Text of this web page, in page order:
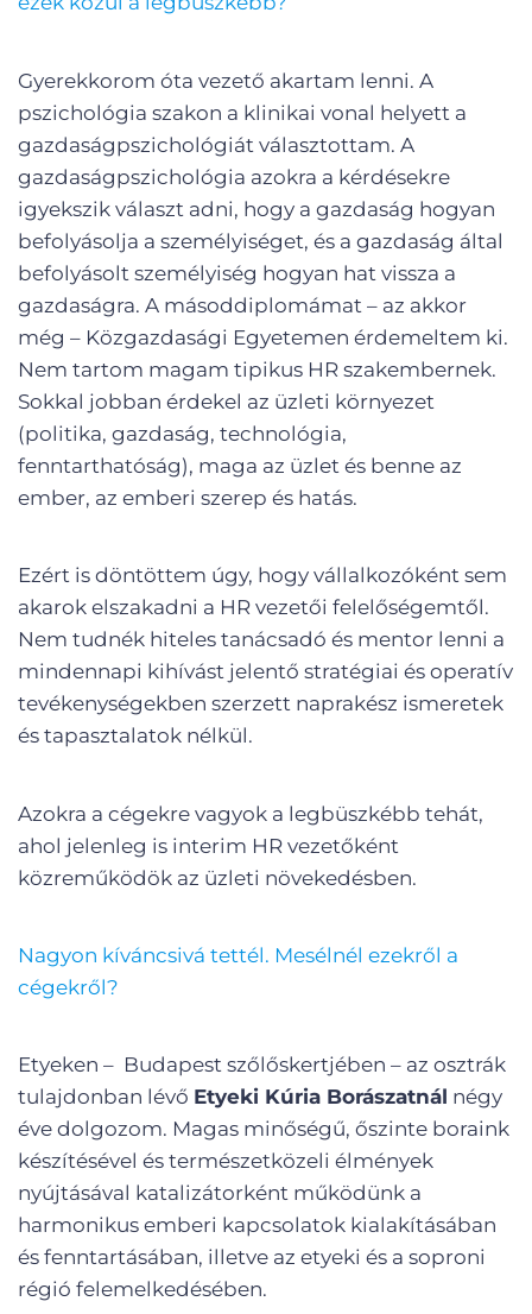
Gyerekkorom óta vezető akartam lenni. A
pszichológia szakon a klinikai vonal helyett a
gazdaságpszichológiát választottam. A
gazdaságpszichológia azokra a kérdésekre
igyekszik választ adni, hogy a gazdaság hogyan
befolyásolja a személyiséget, és a gazdaság által
befolyásolt személyiség hogyan hat vissza a
gazdaságra. A másoddiplomámat – az akkor
még – Közgazdasági Egyetemen érdemeltem ki.
Nem tartom magam tipikus HR szakembernek.
Sokkal jobban érdekel az üzleti környezet
(politika, gazdaság, technológia,
fenntarthatóság), maga az üzlet és benne az
ember, az emberi szerep és hatás.
Ezért is döntöttem úgy, hogy vállalkozóként sem
akarok elszakadni a HR vezetői felelőségemtől.
Nem tudnék hiteles tanácsadó és mentor lenni a
mindennapi kihívást jelentő stratégiai és operatív
tevékenységekben szerzett naprakész ismeretek
és tapasztalatok nélkül.
Azokra a cégekre vagyok a legbüszkébb tehát,
ahol jelenleg is interim HR vezetőként
közreműködök az üzleti növekedésben.
Nagyon kíváncsivá tettél. Mesélnél ezekről a
cégekről?
Etyeken – Budapest szőlőskertjében – az osztrák
tulajdonban lévő Etyeki Kúria Borászatnál négy
éve dolgozom. Magas minőségű, őszinte boraink
készítésével és természetközeli élmények
nyújtásával katalizátorként működünk a
harmonikus emberi kapcsolatok kialakításában
és fenntartásában, illetve az etyeki és a soproni
régió felemelkedésében.